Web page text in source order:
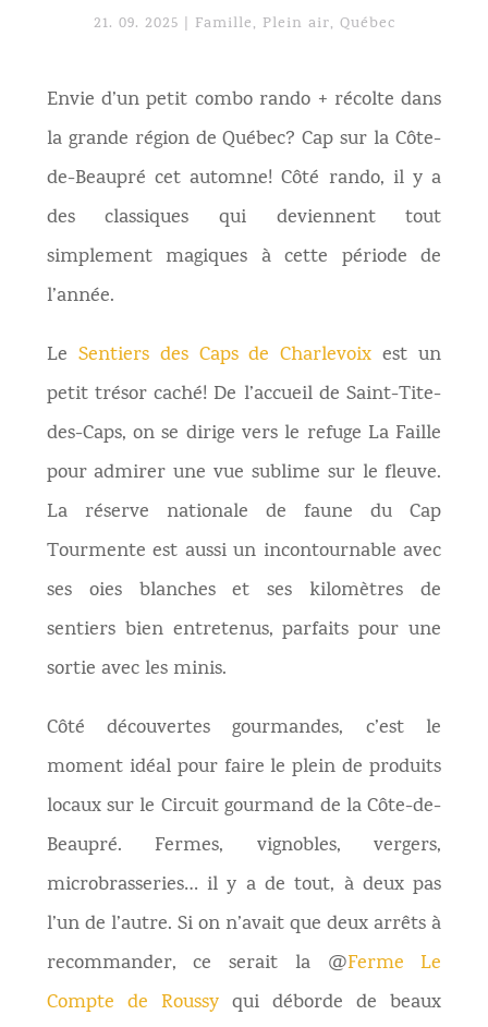
21. 09. 2025 Famille, Plein air, Québec
Envie d’un petit combo rando + récolte dans
la grande région de Québec? Cap sur la Côte-
de-Beaupré cet automne! Côté rando, il y a
des classiques qui deviennent tout
simplement magiques à cette période de
l’année.
Le Sentiers des Caps de Charlevoix est un
petit trésor caché! De l’accueil de Saint-Tite-
des-Caps, on se dirige vers le refuge La Faille
pour admirer une vue sublime sur le fleuve.
La réserve nationale de faune du Cap
Tourmente est aussi un incontournable avec
ses oies blanches et ses kilomètres de
sentiers bien entretenus, parfaits pour une
sortie avec les minis.
Côté découvertes gourmandes, c’est le
moment idéal pour faire le plein de produits
locaux sur le Circuit gourmand de la Côte-de-
Beaupré. Fermes, vignobles, vergers,
microbrasseries… il y a de tout, à deux pas
l’un de l’autre. Si on n’avait que deux arrêts à
recommander, ce serait la @Ferme Le
Compte de Roussyqui déborde de beaux